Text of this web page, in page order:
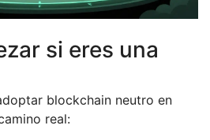
si eres una
blockchain neutro en
real: